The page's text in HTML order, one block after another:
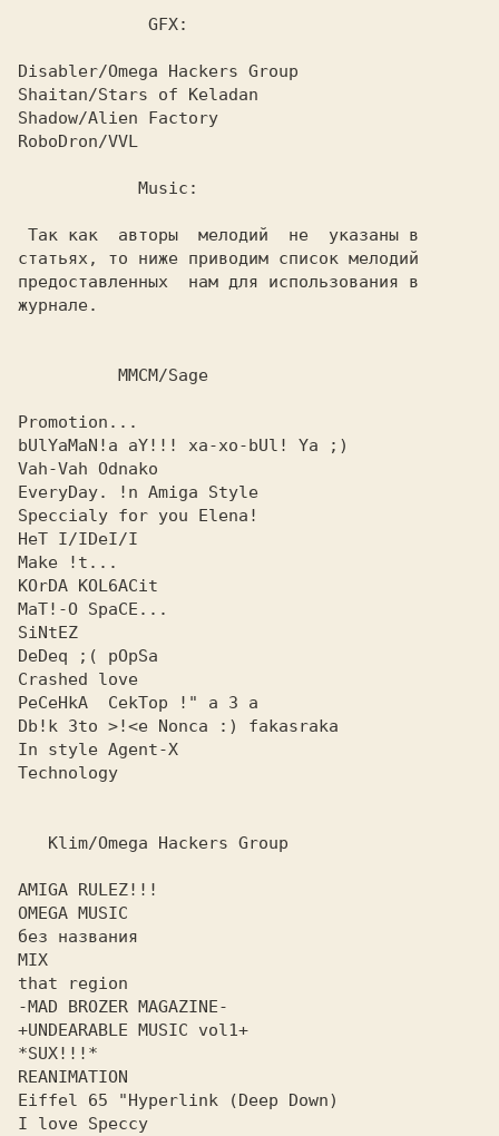
Disabler/Omega Hackers Group
Shaitan/Stars of Keladan
Shadow/Alien Factory
RoboDron/VVL
статьях, то ниже приводим список мелодий
предоставленных  нам для использования в
журнале.
Promotion...
bUlYaMaN!a aY!!! xa-xo-bUl! Ya ;)
Vah-Vah Odnako
EveryDay. !n Amiga Style
Speccialy for you Elena!
HeT I/IDeI/I
Make !t...
KOrDA KOL6ACit
MaT!-O SpaCE...
SiNtEZ
DeDeq ;( pOpSa
Crashed love
PeCeHkA  CekTop !" a 3 a
Db!k 3to >!<e Nonca :) fakasraka
In style Agent-X
Technology
AMIGA RULEZ!!!
OMEGA MUSIC
без названия
MIX
that region
-MAD BROZER MAGAZINE-
+UNDEARABLE MUSIC vol1+
*SUX!!!*
REANIMATION
Eiffel 65 "Hyperlink (Deep Down)
I love Speccy